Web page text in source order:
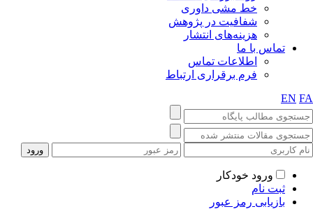
خط مشی داوری
شفافیت در پژوهش
هزینه‌های انتشار
تماس با ما
اطلاعات تماس
فرم برقراری ارتباط
EN
ورود خودکار
ثبت نام
بازیابی رمز عبور